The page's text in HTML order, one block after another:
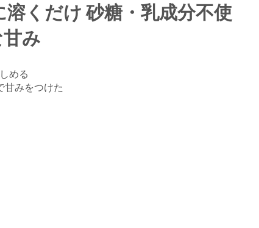
くだけ 砂糖・乳成分不使
み
める
甘みをつけた